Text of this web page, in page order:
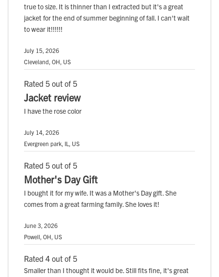
true to size. It is thinner than I extracted but it's a great
jacket for the end of summer beginning of fall. I can't wait
to wear it!!!!!!
July 15, 2026
Cleveland, OH, US
Rated 5 out of 5
Jacket review
I have the rose color
July 14, 2026
Evergreen park, IL, US
Rated 5 out of 5
Mother's Day Gift
I bought it for my wife. It was a Mother's Day gift. She
comes from a great farming family. She loves it!
June 3, 2026
Powell, OH, US
Rated 4 out of 5
Smaller than I thought it would be. Still fits fine, it's great